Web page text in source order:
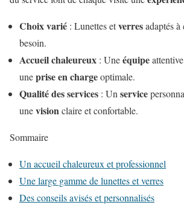
Choix varié : Lunettes etverresadaptés
besoin.
Accueil chaleureux : Uneéquipe
uneprise en chargeoptimale.
Qualité des services : Unservice
unevisionclaire et confortable.
Sommaire
Un accueil chaleureux et professionnel
Une large gamme de lunettes et verres
Des conseils avisés et personnalisés